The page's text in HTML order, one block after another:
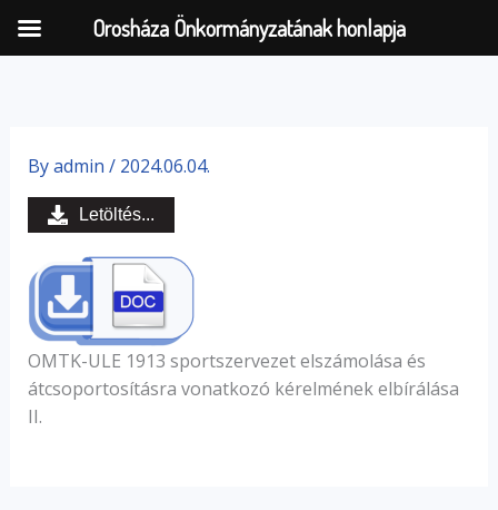
content
Byadmin / 2024.06.04.
OMTK-ULE 1913 sportszervezet elszámolása és
átcsoportosításra vonatkozó kérelmének elbírálása
II.
Letöltés...
Orosháza Önkormányzatának honlapja